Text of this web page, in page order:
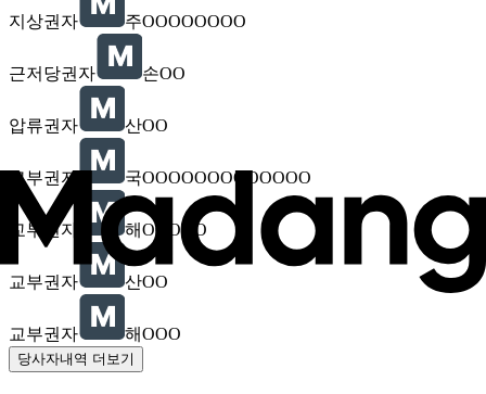
지상권자 주OOOOOOOO
근저당권자 손OO
압류권자 산OO
교부권자 국OOOOOOOOOOOOO
교부권자 해OOOOO
교부권자 산OO
교부권자 해OOO
당사자내역 더보기